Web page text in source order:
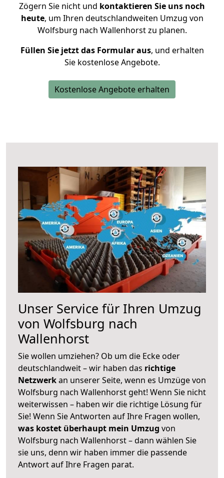
Zögern Sie nicht und kontaktieren Sie uns noch
heute, um Ihren deutschlandweiten Umzug von
Wolfsburg nach Wallenhorst zu planen.
Füllen Sie jetzt das Formular aus, und erhalten
Sie kostenlose Angebote.
Kostenlose Angebote erhalten
Unser Service für Ihren Umzug
von Wolfsburg nach
Wallenhorst
Sie wollen umziehen? Ob um die Ecke oder
deutschlandweit – wir haben das richtige
Netzwerkan unserer Seite, wenn es Umzüge von
Wolfsburg nach Wallenhorst geht! Wenn Sie nicht
weiterwissen – haben wir die richtige Lösung für
Sie! Wenn Sie Antworten auf Ihre Fragen wollen,
was kostet überhaupt mein Umzug von
Wolfsburg nach Wallenhorst – dann wählen Sie
sie uns, denn wir haben immer die passende
Antwort auf Ihre Fragen parat.